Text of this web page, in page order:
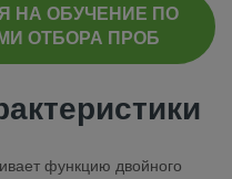
НА ОБУЧЕНИЕ ПО
ОТБОРА ПРОБ
функцию двойного